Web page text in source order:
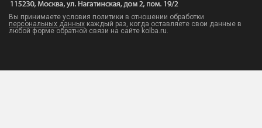
Вы принимаете условия политики в отношении обработки
персональных данных каждый раз, когда оставляете свои данные в
любой форме обратной связи на сайте kolba.ru.